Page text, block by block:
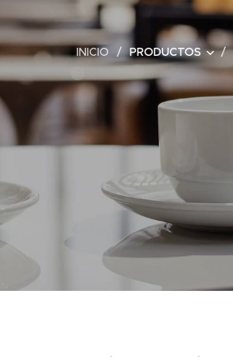
INICIO PRODUCTOS